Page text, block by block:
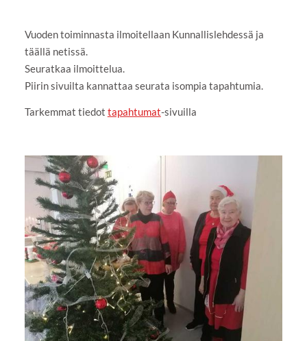
Vuoden toiminnasta ilmoitellaan Kunnallislehdessä ja
täällä netissä.
Seuratkaa ilmoittelua.
Piirin sivuilta kannattaa seurata isompia tapahtumia.
Tarkemmat tiedot tapahtumat-sivuilla